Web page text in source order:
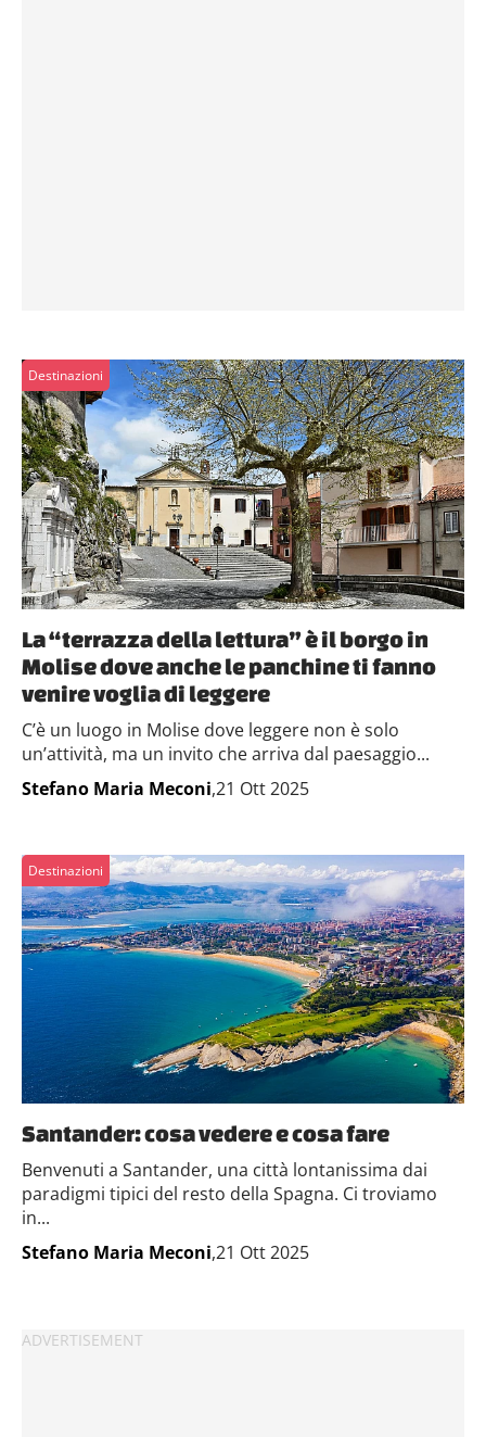
Destinazioni
La “terrazza della lettura” è il borgo in
Molise dove anche le panchine ti fanno
venire voglia di leggere
C’è un luogo in Molise dove leggere non è solo
un’attività, ma un invito che arriva dal paesaggio...
Stefano Maria Meconi,21 Ott 2025
Destinazioni
Santander: cosa vedere e cosa fare
Benvenuti a Santander, una città lontanissima dai
paradigmi tipici del resto della Spagna. Ci troviamo
in...
Stefano Maria Meconi,21 Ott 2025